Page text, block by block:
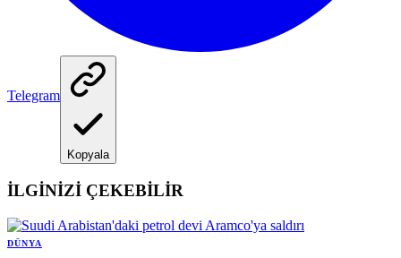
Telegram
Kopyala
İLGİNİZİ ÇEKEBİLİR
DÜNYA